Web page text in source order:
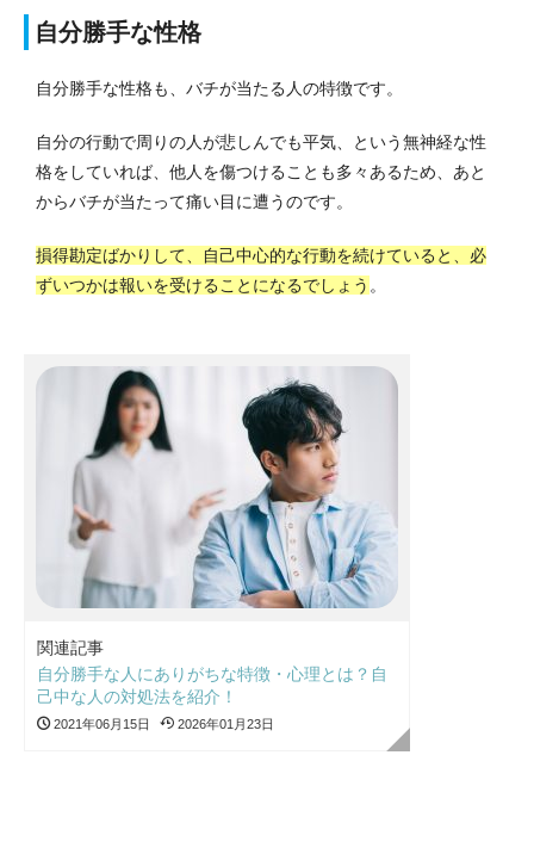
自分勝手な性格
自分勝手な性格も、バチが当たる人の特徴です。
自分の行動で周りの人が悲しんでも平気、という無神経な性
格をしていれば、他人を傷つけることも多々あるため、あと
からバチが当たって痛い目に遭うのです。
損得勘定ばかりして、自己中心的な行動を続けていると、必
ずいつかは報いを受けることになるでしょう 。
関連記事
自分勝手な人にありがちな特徴・心理とは？自
己中な人の対処法を紹介！
2021年06月15日 2026年01月23日